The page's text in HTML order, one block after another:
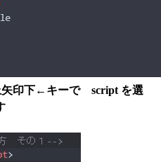
矢印下←キーで script を選